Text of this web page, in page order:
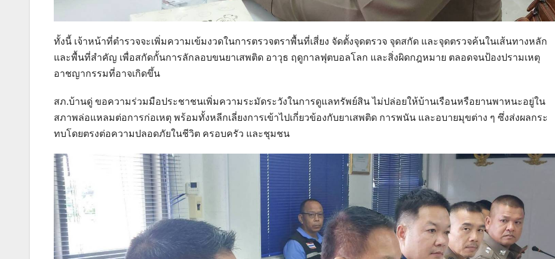
ทั้งนี้ เจ้าหน้าที่ตำรวจจะเพิ่มความเข้มงวดในการตรวจตราพื้นที่เสี่ยง จัดตั้งจุดตรวจ จุดสกัด และจุดตรวจค้นในเส้นทางหลัก
และพื้นที่สำคัญ เพื่อสกัดกั้นการลักลอบขนยาเสพติด อาวุธ ฤดูกาลฟุตบอลโลก และสิ่งผิดกฎหมาย ตลอดจนป้องปรามเหตุ
อาชญากรรมที่อาจเกิดขึ้น
สภ.บ้านดู่ ขอความร่วมมือประชาชนเพิ่มความระมัดระวังในการดูแลทรัพย์สิน ไม่ปล่อยให้บ้านเรือนหรือยานพาหนะอยู่ใน
สภาพล่อแหลมต่อการก่อเหตุ พร้อมทั้งหลีกเลี่ยงการเข้าไปเกี่ยวข้องกับยาเสพติด การพนัน และอบายมุขต่าง ๆ ซึ่งส่งผลกระ
ทบโดยตรงต่อความปลอดภัยในชีวิต ครอบครัว และชุมชน